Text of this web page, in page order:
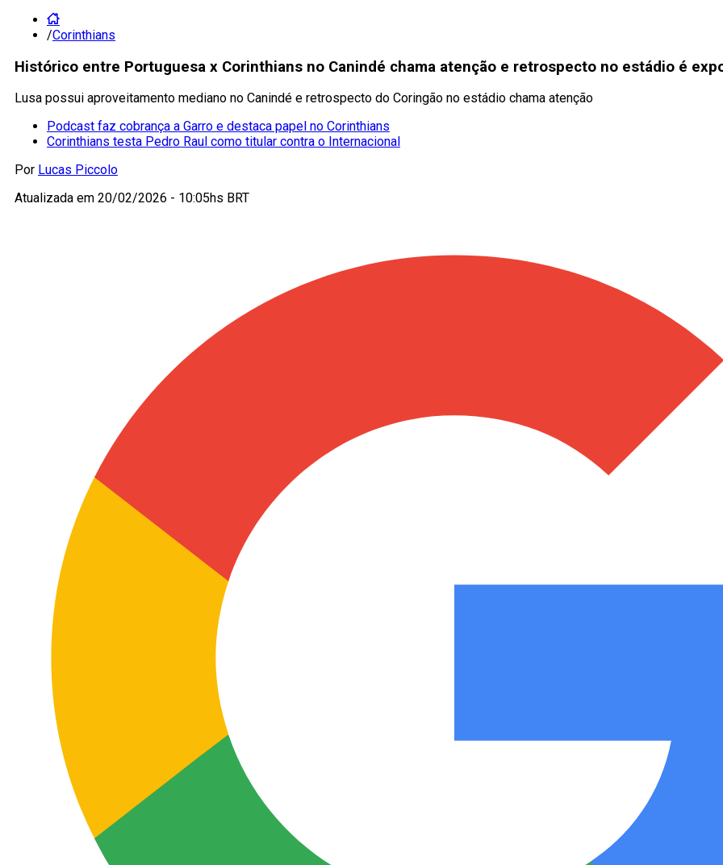
/Corinthians
Histórico entre Portuguesa x Corinthians no Canindé chama atenção e retrospecto no estádio é
Lusa possui aproveitamento mediano no Canindé e retrospecto do Coringão no estádio chama atenção
Podcast faz cobrança a Garro e destaca papel no Corinthians
Corinthians testa Pedro Raul como titular contra o Internacional
Por Lucas Piccolo
Atualizada em 20/02/2026 - 10:05hs BRT